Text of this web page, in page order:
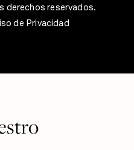
reservados.
de Privacidad